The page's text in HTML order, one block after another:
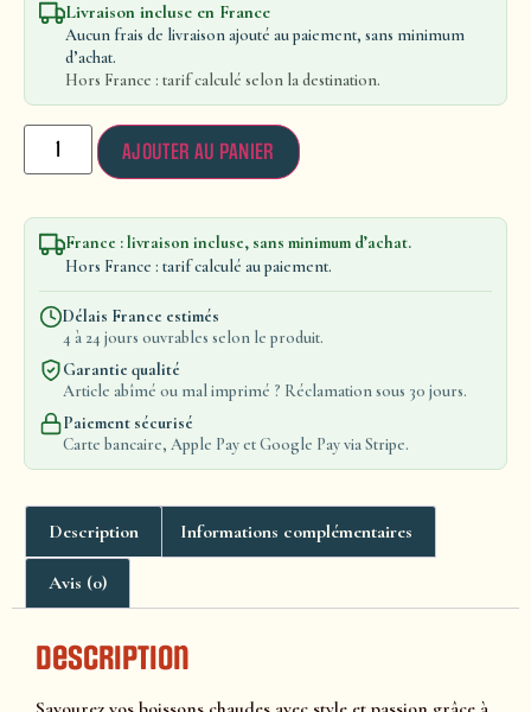
Livraison incluse en France
Aucun frais de livraison ajouté au paiement, sans minimum
d’achat.
Hors France : tarif calculé selon la destination.
AJOUTER AU PANIER
France : livraison incluse, sans minimum d’achat.
Hors France : tarif calculé au paiement.
Délais France estimés
4 à 24 jours ouvrables selon le produit.
Garantie qualité
Article abîmé ou mal imprimé ? Réclamation sous 30 jours.
Paiement sécurisé
Carte bancaire, Apple Pay et Google Pay via Stripe.
Description Informations complémentaires
Avis (0)
Description